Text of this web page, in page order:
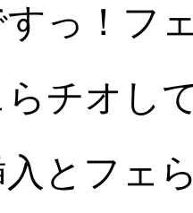
っ！フ
チオし
とフェ